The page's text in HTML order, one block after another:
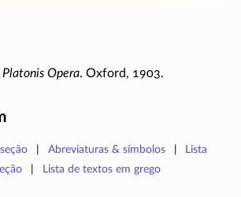
Opera. Oxford, 1903.
Abreviaturas & símbolos
Lista
Lista de textos em grego